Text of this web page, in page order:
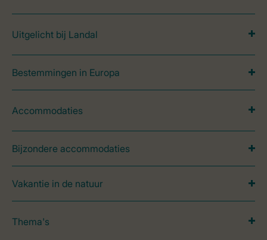
Uitgelicht bij Landal
Bestemmingen in Europa
Accommodaties
Bijzondere accommodaties
Vakantie in de natuur
Thema's